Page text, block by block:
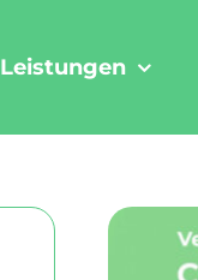
Leistungen